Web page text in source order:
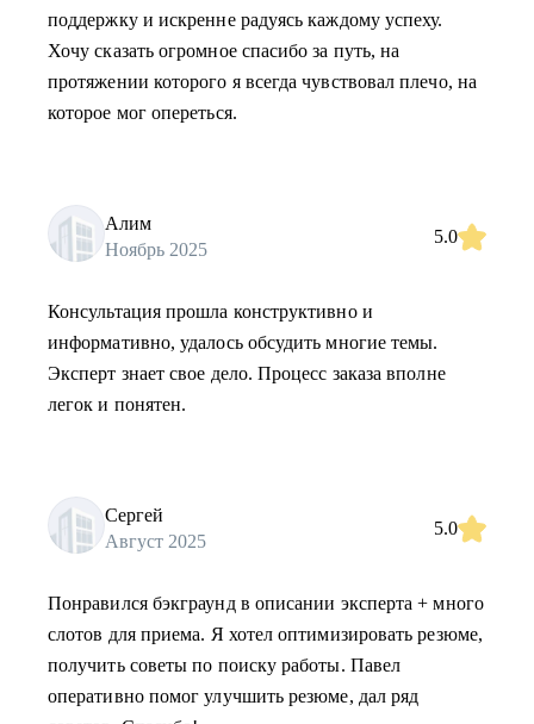
поддержку и искренне радуясь каждому успеху.
Хочу сказать огромное спасибо за путь, на
протяжении которого я всегда чувствовал плечо, на
которое мог опереться.
Алим
Ноябрь 2025
5.0
Консультация прошла конструктивно и
информативно, удалось обсудить многие темы.
Эксперт знает свое дело. Процесс заказа вполне
легок и понятен.
Сергей
Август 2025
5.0
Понравился бэкграунд в описании эксперта + много
слотов для приема. Я хотел оптимизировать резюме,
получить советы по поиску работы. Павел
оперативно помог улучшить резюме, дал ряд